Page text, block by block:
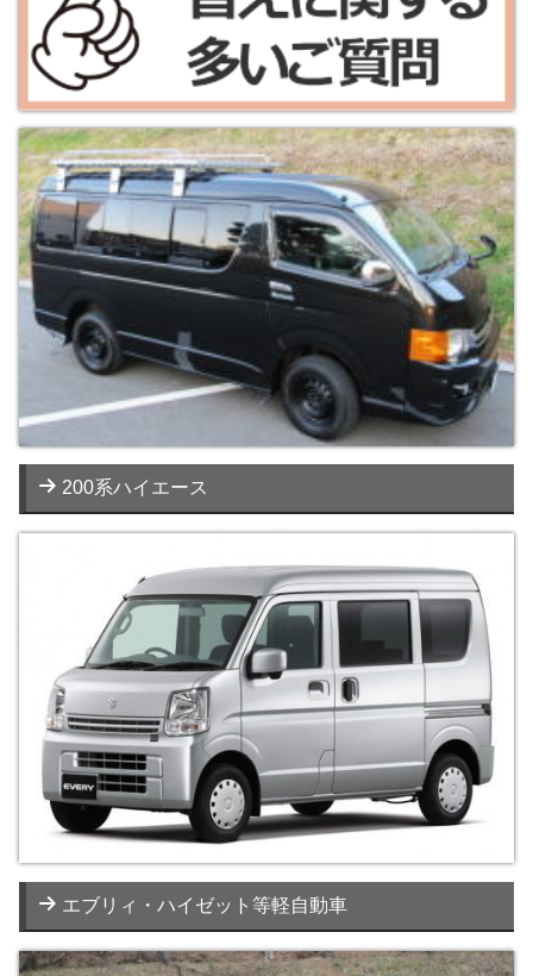
200系ハイエース
エブリィ・ハイゼット等軽自動車